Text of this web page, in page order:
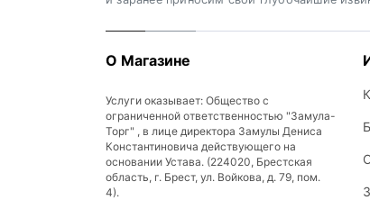
О Магазине
Услуги оказывает: Общество с
ограниченной ответственностью "Замула-
Торг" , в лице директора Замулы Дениса
Константиновича действующего на
основании Устава. (224020, Брестская
область, г. Брест, ул. Войкова, д. 79, пом.
4).